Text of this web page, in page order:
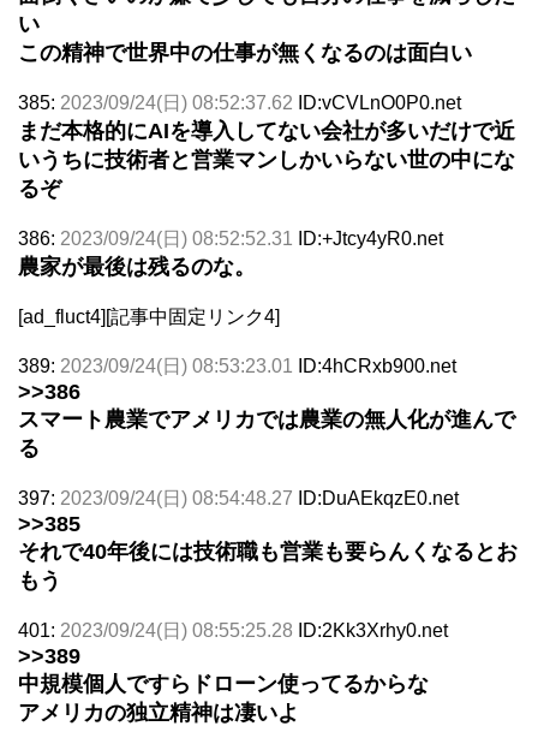
い
この精神で世界中の仕事が無くなるのは面白い
385: 2023/09/24(日) 08:52:37.62 ID:vCVLnO0P0.net
まだ本格的にAIを導入してない会社が多いだけで近
いうちに技術者と営業マンしかいらない世の中にな
るぞ
386: 2023/09/24(日) 08:52:52.31 ID:+Jtcy4yR0.net
農家が最後は残るのな。
[ad_fluct4][記事中固定リンク4]
389: 2023/09/24(日) 08:53:23.01 ID:4hCRxb900.net
>>386
スマート農業でアメリカでは農業の無人化が進んで
る
397: 2023/09/24(日) 08:54:48.27 ID:DuAEkqzE0.net
>>385
それで40年後には技術職も営業も要らんくなるとお
もう
401: 2023/09/24(日) 08:55:25.28 ID:2Kk3Xrhy0.net
>>389
中規模個人ですらドローン使ってるからな
アメリカの独立精神は凄いよ